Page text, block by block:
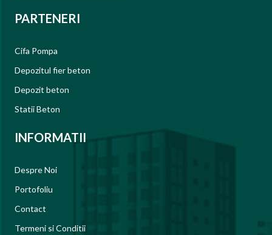
PARTENERI
Cifa Pompa
Depozitul fier beton
Depozit beton
Statii Beton
INFORMATII
Despre Noi
Portofoliu
Contact
Termeni si Conditii